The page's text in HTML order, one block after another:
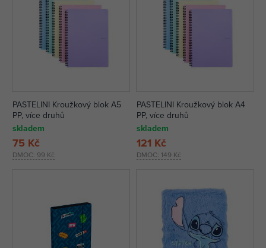
PASTELINI Kroužkový blok A5
PP, více druhů
skladem
DMOC: 99 Kč
75 Kč
PASTELINI Kroužkový blok A4
PP, více druhů
skladem
DMOC: 149 Kč
121 Kč